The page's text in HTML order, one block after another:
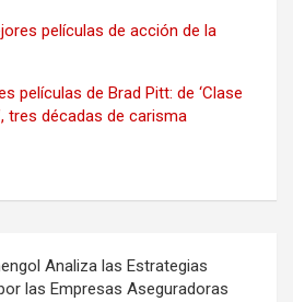
películas de acción de la
películas de Brad Pitt: de ‘Clase
tres décadas de carisma
Analiza las Estrategias
las Empresas Aseguradoras